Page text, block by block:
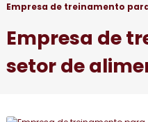
Empresa de treinamento
Empresa de
setor de